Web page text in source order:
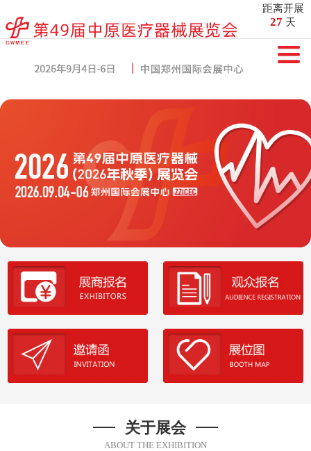
距离开展
27 天
关于展会
ABOUT THE EXHIBITION